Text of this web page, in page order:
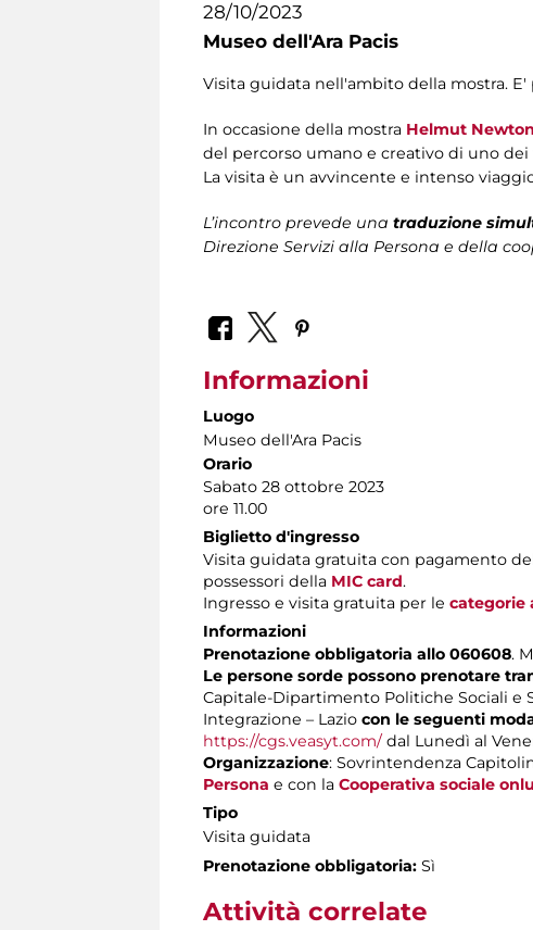
28/10/2023
Museo dell'Ara Pacis
Visita guidata nell'ambito della mostra.
In occasione della mostra Helmut
del percorso umano e creativo di uno
La visita è un avvincente e intenso
L’incontro prevede una traduzione
Direzione Servizi alla Persona e della
Informazioni
Luogo
Museo dell'Ara Pacis
Orario
Sabato 28 ottobre 2023
ore 11.00
Biglietto d'ingresso
Visita guidata gratuita con pagamento
possessori della MIC card.
Ingresso e visita gratuita per le categorie
Informazioni
Prenotazione obbligatoria allo 060608.
Le persone sorde possono prenotare
Capitale-Dipartimento Politiche Sociali e
Integrazione – Lazio con le seguenti
https://cgs.veasyt.com/dal Lunedì al
Organizzazione: Sovrintendenza
Persona e con la Cooperativa sociale
Tipo
Visita guidata
Prenotazione obbligatoria: Sì
Attività correlate